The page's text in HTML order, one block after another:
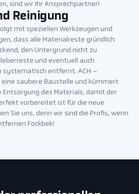
sind wir Ihr Ansprechpartner!
Reinigung
mit speziellen Werkzeugen und
dass alle Materialreste gründlich
den Untergrund nicht zu
und eventuell auch
systematisch entfernt. ACH –
saubere Baustelle und kümmert
Entsorgung des Materials, damit der
vorbereitet ist für die neue
Sie uns, denn wir sind die Profis, wenn
Fockbek!